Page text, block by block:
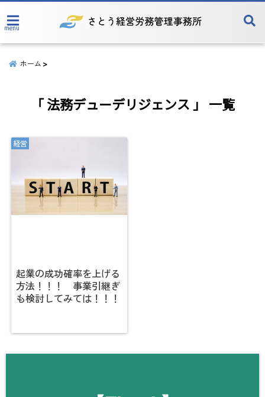
menu
ホーム
「 法務デューデリジェンス 」 一覧
経営
起業の成功確率を上げる
方法！！！ 事業引継ぎ
も検討してみては！！！